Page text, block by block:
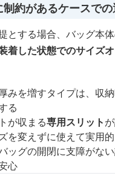
約があるケースで
とする場合、バッグ本
着した状態でのサイズ
みを増すタイプは、収
る
が収まる専用スリット
を変えずに使えて実用的
ッグの開閉に支障がな
心